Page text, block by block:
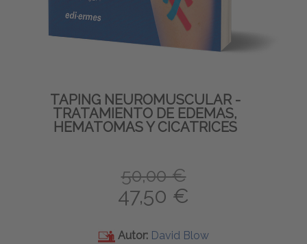
TAPING NEUROMUSCULAR -
TRATAMIENTO DE EDEMAS,
HEMATOMAS Y CICATRICES
50,00 €
47,50 €
Autor: David Blow